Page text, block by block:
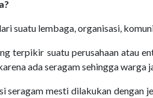
suatu lembaga, organisasi,
terpikir suatu perusahaan atau
ada seragam sehingga
seragam mesti dilakukan dengan